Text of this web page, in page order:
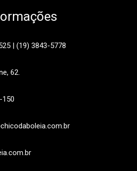
| (19) 3843-5778
62.
150